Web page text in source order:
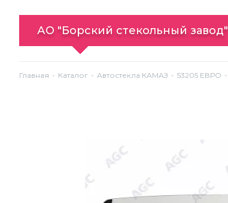
АО "Борский стекольный завод"
Главная Каталог Автостекла КАМАЗ 53205 ЕВРО